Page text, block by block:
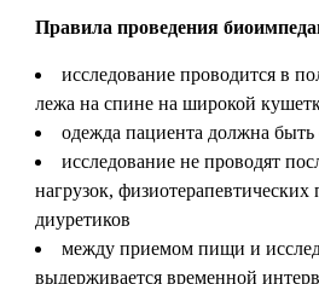
Правила проведения
исследование проводится в
лежа на спине на широкой
одежда пациента должна быть
исследование не проводят
нагрузок,
диуретиков
между приемом пищи и
выдерживается временной